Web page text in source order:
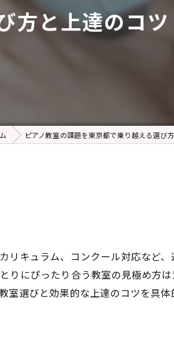
心者方と上達のコツ
ピアノ教室の課題を東京都で乗り越える選び
リキュラム、コンクール対応など、
りにぴったり合う教室の見極め方
室選びと効果的な上達のコツを具体